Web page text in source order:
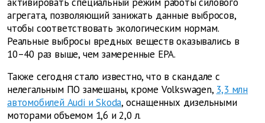
агрегата, позволяющий занижать данные выбросов,
чтобы соответствовать экологическим нормам.
Реальные выбросы вредных веществ оказывались в
10–40 раз выше, чем замеренные EPA.
Также сегодня стало известно, что в скандале с
нелегальным ПО замешаны, кроме Volkswagen, 3,3 млн
автомобилей Audi и Skoda, оснащенных дизельными
моторами объемом 1,6 и 2,0 л.